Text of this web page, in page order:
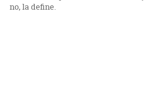
no, la define.